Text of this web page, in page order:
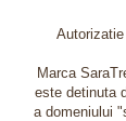
Marca
este detinuta
a domeniului